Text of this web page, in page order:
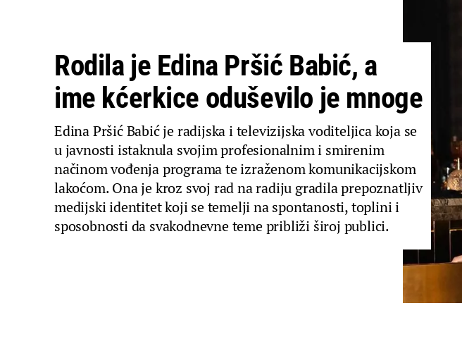
Rodila je Edina Pršić Babić, a
ime kćerkice oduševilo je mnoge
Edina Pršić Babić je radijska i televizijska voditeljica koja se
u javnosti istaknula svojim profesionalnim i smirenim
načinom vođenja programa te izraženom komunikacijskom
lakoćom. Ona je kroz svoj rad na radiju gradila prepoznatljiv
medijski identitet koji se temelji na spontanosti, toplini i
sposobnosti da svakodnevne teme približi široj publici.